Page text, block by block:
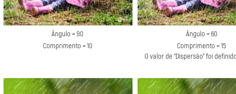
Ângulo = 90
Comprimento = 10
Ângulo = 60
Comprimento = 15
O valor de "Dispersão" foi